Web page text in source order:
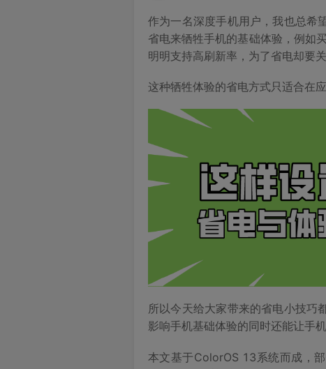
作为一名深度手机用户，我也总希
省电来牺牲手机的基础体验，例如
明明支持高刷新率，为了省电却要
这种牺牲体验的省电方式只适合在
所以今天给大家带来的省电小技巧
影响手机基础体验的同时还能让手机
本文基于ColorOS 13系统而成，